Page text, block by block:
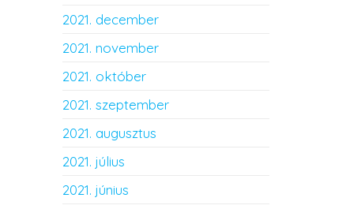
2021. december
2021. november
2021. október
2021. szeptember
2021. augusztus
2021. július
2021. június